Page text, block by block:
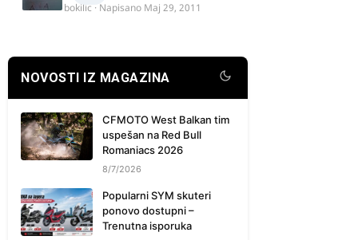
bokilic · Napisano Maj 29, 2011
NOVOSTI IZ MAGAZINA
CFMOTO West Balkan tim
uspešan na Red Bull
Romaniacs 2026
8/7/2026
Popularni SYM skuteri
ponovo dostupni –
Trenutna isporuka